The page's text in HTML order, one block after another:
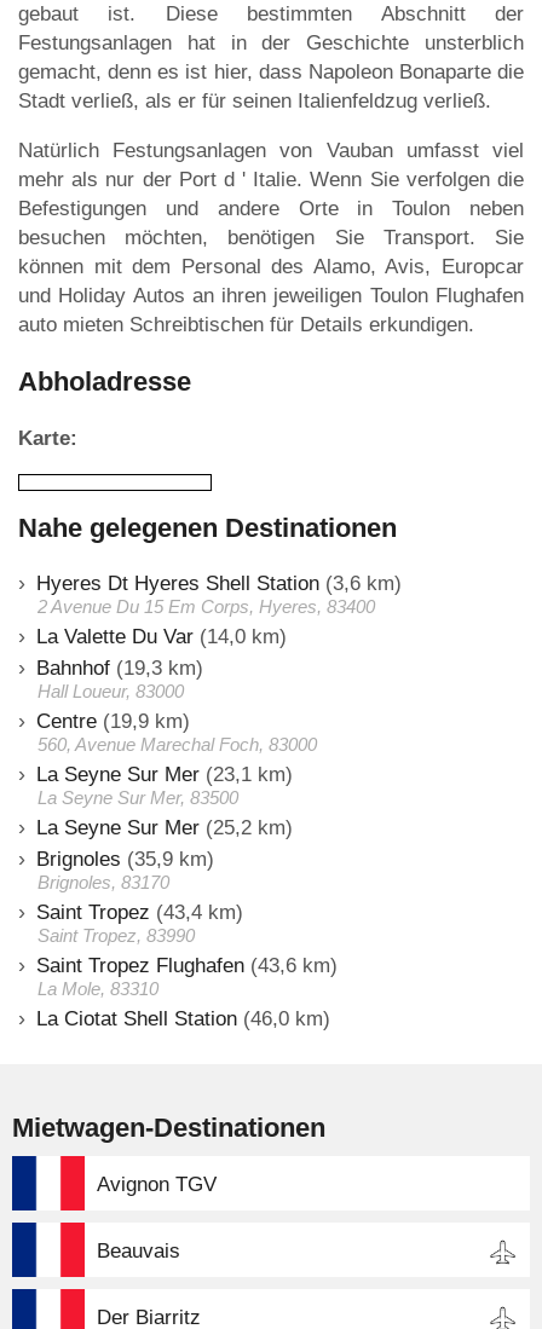
gebaut ist. Diese bestimmten Abschnitt der
Festungsanlagen hat in der Geschichte unsterblich
gemacht, denn es ist hier, dass Napoleon Bonaparte die
Stadt verließ, als er für seinen Italienfeldzug verließ.
Natürlich Festungsanlagen von Vauban umfasst viel
mehr als nur der Port d ' Italie. Wenn Sie verfolgen die
Befestigungen und andere Orte in Toulon neben
besuchen möchten, benötigen Sie Transport. Sie
können mit dem Personal des Alamo, Avis, Europcar
und Holiday Autos an ihren jeweiligen Toulon Flughafen
auto mieten Schreibtischen für Details erkundigen.
Abholadresse
Karte:
Nahe gelegenen Destinationen
Hyeres Dt Hyeres Shell Station (3,6 km)
2 Avenue Du 15 Em Corps, Hyeres, 83400
La Valette Du Var (14,0 km)
Bahnhof (19,3 km)
Hall Loueur, 83000
Centre (19,9 km)
560, Avenue Marechal Foch, 83000
La Seyne Sur Mer (23,1 km)
La Seyne Sur Mer, 83500
La Seyne Sur Mer (25,2 km)
Brignoles (35,9 km)
Brignoles, 83170
Saint Tropez (43,4 km)
Saint Tropez, 83990
Saint Tropez Flughafen (43,6 km)
La Mole, 83310
La Ciotat Shell Station (46,0 km)
Mietwagen-Destinationen
Avignon TGV
Beauvais
Der Biarritz